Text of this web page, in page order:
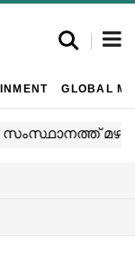
GLOBAL